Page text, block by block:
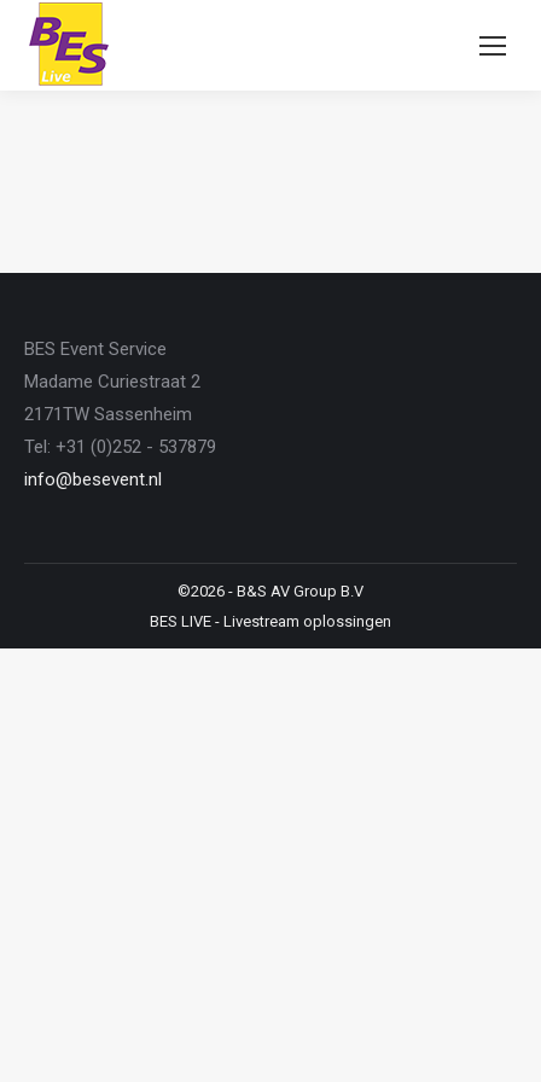
BES Event Service
Madame Curiestraat 2
2171TW Sassenheim
Tel: +31 (0)252 - 537879
info@besevent.nl
©2026 - B&S AV Group B.V
BES LIVE - Livestream oplossingen